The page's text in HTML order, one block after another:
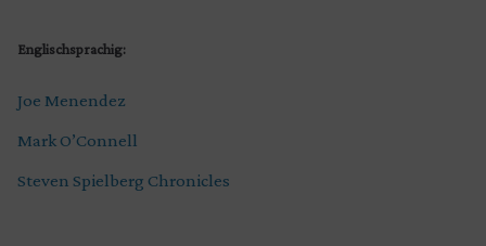
Englischsprachig:
Joe Menendez
Mark O’Connell
Steven Spielberg Chronicles